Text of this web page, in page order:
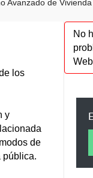
Avanzado de
los
y
de
pública.
No